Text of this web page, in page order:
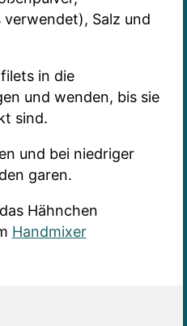
verwendet), Salz und
in die
und wenden, bis sie
sind.
und bei niedriger
garen.
Hähnchen
Handmixer